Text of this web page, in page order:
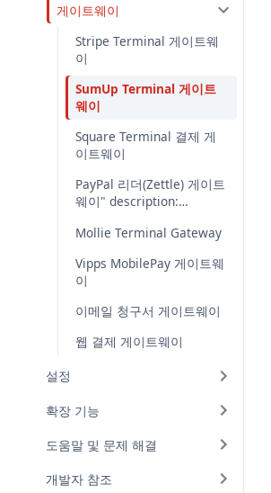
게이트웨이
Stripe Terminal 게이트웨
이
SumUp Terminal 게이트
웨이
Square Terminal 결제 게
이트웨이
PayPal 리더(Zettle) 게이트
웨이" description:
(Zettle) 카드 단말기를 통
하세요.
Mollie Terminal Gateway
Vipps MobilePay 게이트웨
이
이메일 청구서 게이트웨이
웹 결제 게이트웨이
설정
확장 기능
도움말 및 문제 해결
개발자 참조